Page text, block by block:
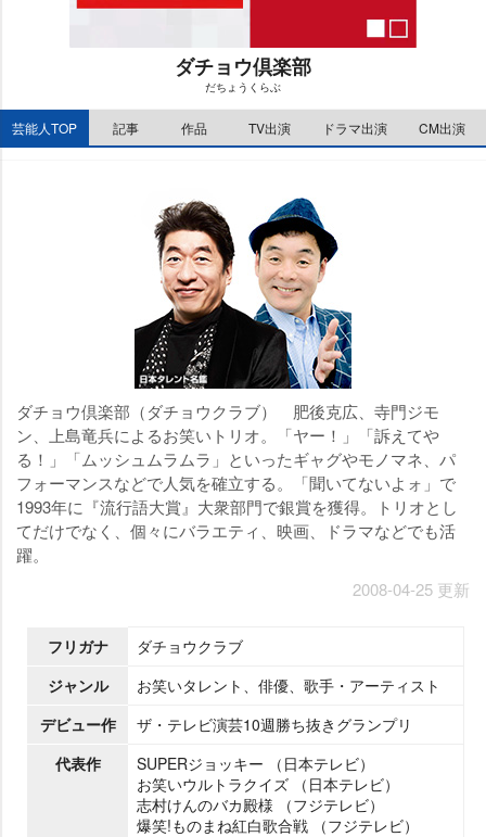
M
u
t
ダチョウ倶楽部
だちょうくらぶ
芸能人TOP 記事 作品 TV出演 ドラマ出演 CM出演
ダチョウ倶楽部（ダチョウクラブ） 肥後克広、寺門ジモ
ン、上島竜兵によるお笑いトリオ。「ヤー！」「訴えて
る！」「ムッシュムラムラ」といったギャグやモノマネ、パ
フォーマンスなどで人気を確立する。「聞いてないよォ」で
1993年に『流行語大賞』大衆部門で銀賞を獲得。トリオとし
てだけでなく、個々にバラエティ、映画、ドラマなどでも活
躍。
2008-04-25 更新
フリガナ
ダチョウクラブ
ジャンル
お笑いタレント、俳優、歌手・アーティスト
デビュー作
ザ・テレビ演芸10週勝ち抜きグランプリ
代表作
SUPERジョッキー （日本テレビ）
お笑いウルトラクイズ （日本テレビ）
志村けんのバカ殿様 （フジテレビ）
爆笑!ものまね紅白歌合戦 （フジテレビ）